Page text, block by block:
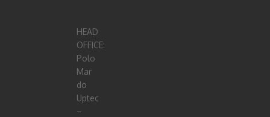
HEAD
OFFICE:
Polo
Mar
do
Uptec
–